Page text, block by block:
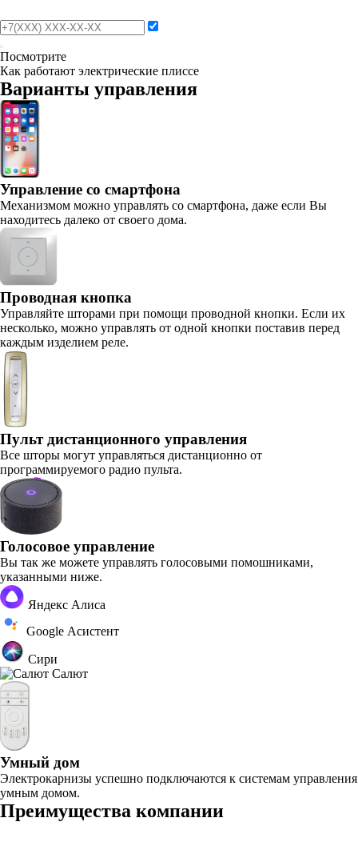
Посмотрите
Как работают электрические плиссе
Варианты управления
Управление со смартфона
Механизмом можно управлять со смартфона, даже если Вы
находитесь далеко от своего дома.
Проводная кнопка
Управляйте шторами при помощи проводной кнопки. Если их
несколько, можно управлять от одной кнопки поставив перед
каждым изделием реле.
Пульт дистанционного управления
Все шторы могут управляться дистанционно от
программируемого радио пульта.
Голосовое управление
Вы так же можете управлять голосовыми помошниками,
указанными ниже.
Яндекс Алиса
Google Асистент
Сири
Салют
Умный дом
Электрокарнизы успешно подключаются к системам управления
умным домом.
Преимущества компании